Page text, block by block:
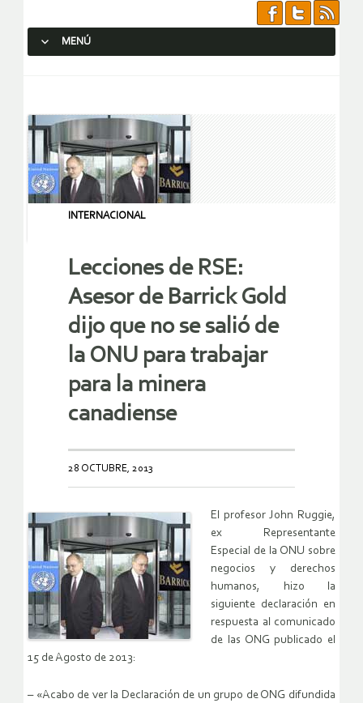
MENÚ
INTERNACIONAL
Lecciones de RSE:
Asesor de Barrick Gold
dijo que no se salió de
la ONU para trabajar
para la minera
canadiense
28 OCTUBRE, 2013
El profesor John Ruggie,
ex Representante
Especial de la ONU sobre
negocios y derechos
humanos, hizo la
siguiente declaración en
respuesta al comunicado
de las ONG publicado el
15 de Agosto de 2013:
– «Acabo de ver la Declaración de un grupo de ONG difundida